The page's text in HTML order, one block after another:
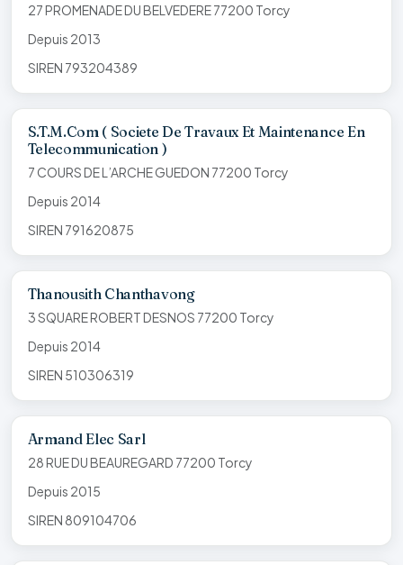
27 PROMENADE DU BELVEDERE 77200 Torcy
Depuis 2013
SIREN 793204389
S.T.M.Com ( Societe De Travaux Et Maintenance En
Telecommunication )
7 COURS DE L’ARCHE GUEDON 77200 Torcy
Depuis 2014
SIREN 791620875
Thanousith Chanthavong
3 SQUARE ROBERT DESNOS 77200 Torcy
Depuis 2014
SIREN 510306319
Armand Elec Sarl
28 RUE DU BEAUREGARD 77200 Torcy
Depuis 2015
SIREN 809104706